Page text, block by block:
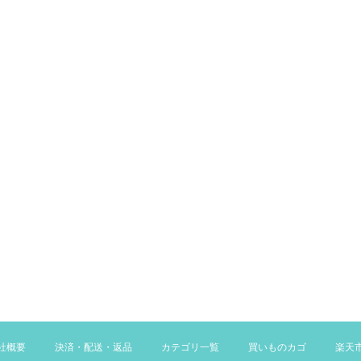
概要 決済・配送・返品 カテゴリ一覧 買いものカゴ 楽天